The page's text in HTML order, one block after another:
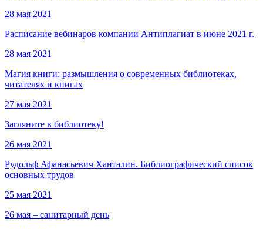
28 мая 2021
Расписание вебинаров компании Антиплагиат в июне 2021 г.
28 мая 2021
Магия книги: размышления о современных библиотеках,
читателях и книгах
27 мая 2021
Загляните в библиотеку!
26 мая 2021
Рудольф Афанасьевич Ханталин. Библиографический список
основных трудов
25 мая 2021
26 мая – санитарный день